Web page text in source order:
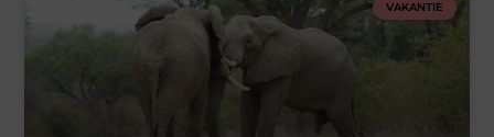
VAKANTIE